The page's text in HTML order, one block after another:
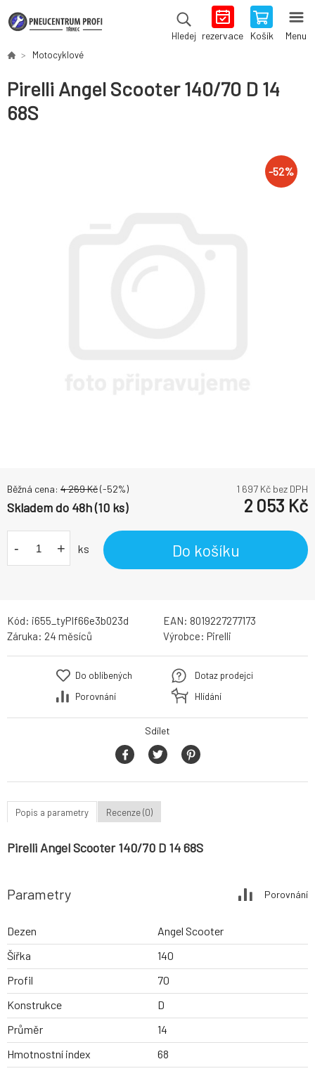
Hledej rezervace Košík Menu
Motocyklové
Pirelli Angel Scooter 140/70 D 14
68S
-52%
Běžná cena: 4 269Kč(-52%) 1 697 Kč bez DPH
Skladem do 48h (10 ks) 2 053 Kč
- + ks Do košíku
Kód: i655_tyPIf66e3b023d EAN: 8019227277173
Záruka: 24 měsíců Výrobce: Pirelli
Do oblíbených
Porovnání
Dotaz prodejci
Hlídání
Sdílet
Popis a parametry Recenze (0)
Pirelli Angel Scooter 140/70 D 14 68S
Parametry Porovnání
Dezen
Angel Scooter
Šířka
140
Profil
70
Konstrukce
D
Průměr
14
Hmotnostní index
68